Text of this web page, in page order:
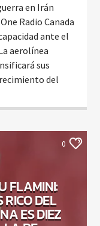
en Irán
Radio Canada
ante el
aerolínea
sus
del
0
FLAMINI:
DEL
ES DIEZ